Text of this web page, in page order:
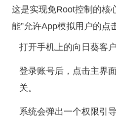
这是实现免Root控制的核
能”允许App模拟用户的点
打开手机上的向日葵客户
登录账号后，点击主界
关。
系统会弹出一个权限引